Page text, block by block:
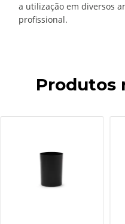
a utilização em diversos
profissional.
Produtos